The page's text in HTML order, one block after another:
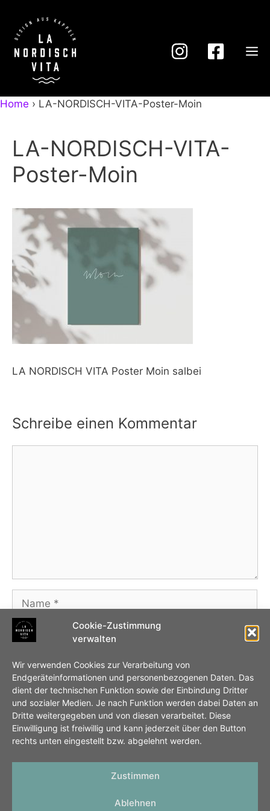
Cookie-Zustimmung
verwalten
Wir verwenden Cookies zur Verarbeitung von
Endgeräteinformationen und personenbezogenen Daten. Das
dient der technischen Funktion sowie der Einbindung Dritter
und sozialer Medien. Je nach Funktion werden dabei Daten an
Dritte weitergegeben und von diesen verarbeitet. Diese
Einwilligung ist freiwillig und kann jederzeit über den Button
rechts unten eingestellt bzw. abgelehnt werden.
Zustimmen
Ablehnen
Inhalt
springen
Home › LA-NORDISCH-VITA-Poster-Moin
LA-NORDISCH-VITA-
Poster-Moin
LA NORDISCH VITA Poster Moin salbei
Schreibe einen Kommentar
E-
Mail-
Adresse
Website
Name, E-Mail-Adresse und Website in diesem
Browser für meinen nächsten Kommentar
speichern.